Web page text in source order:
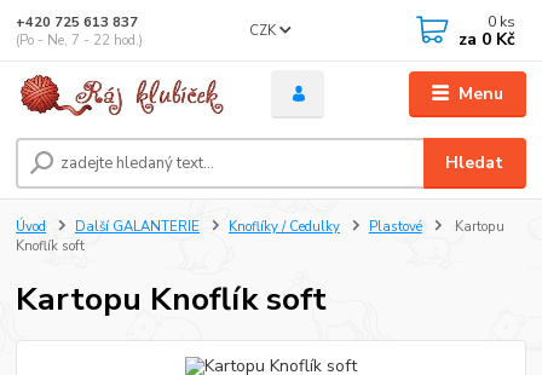
Menu
CZK
Hledat
+420 725 613 837
(Po - Ne, 7 - 22 hod.)
0 ks
za 0 Kč
Úvod Další GALANTERIE Knoflíky / Cedulky Plastové
Kartopu
Knoflík soft
Kartopu Knoflík soft